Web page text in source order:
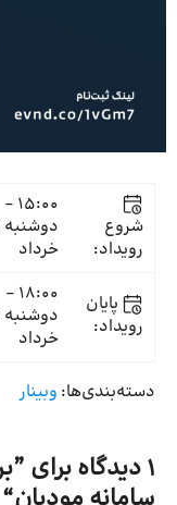
شروع
رویداد:
15:00 -
خرداد
پایان
رویداد:
18:00 -
خرداد
دسته‌بندی‌ها: وبینار
1 دیدگاه برای ”